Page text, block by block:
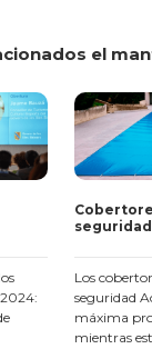
el
Los
seguridad
máxima
mientras